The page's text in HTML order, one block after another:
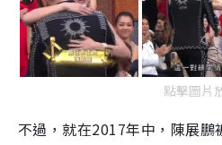
點擊圖片
不過，就在2017年中，陳展鵬